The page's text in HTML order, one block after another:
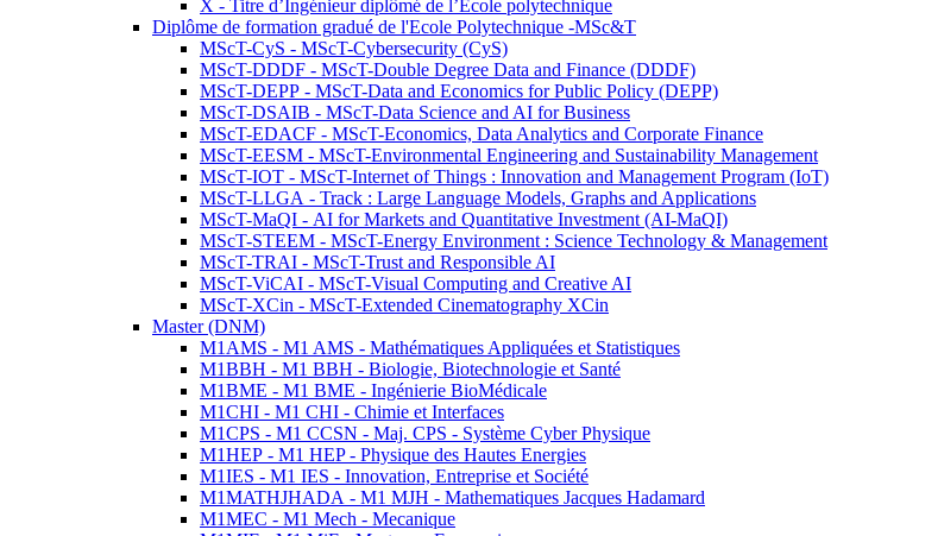
X - Titre d’Ingénieur diplômé de l’École polytechnique
Diplôme de formation gradué de l'Ecole Polytechnique -MSc&T
MScT-CyS - MScT-Cybersecurity (CyS)
MScT-DDDF - MScT-Double Degree Data and Finance (DDDF)
MScT-DEPP - MScT-Data and Economics for Public Policy (DEPP)
MScT-DSAIB - MScT-Data Science and AI for Business
MScT-EDACF - MScT-Economics, Data Analytics and Corporate Finance
MScT-EESM - MScT-Environmental Engineering and Sustainability Management
MScT-IOT - MScT-Internet of Things : Innovation and Management Program (IoT)
MScT-LLGA - Track : Large Language Models, Graphs and Applications
MScT-MaQI - AI for Markets and Quantitative Investment (AI-MaQI)
MScT-STEEM - MScT-Energy Environment : Science Technology & Management
MScT-TRAI - MScT-Trust and Responsible AI
MScT-ViCAI - MScT-Visual Computing and Creative AI
MScT-XCin - MScT-Extended Cinematography XCin
Master (DNM)
M1AMS - M1 AMS - Mathématiques Appliquées et Statistiques
M1BBH - M1 BBH - Biologie, Biotechnologie et Santé
M1BME - M1 BME - Ingénierie BioMédicale
M1CHI - M1 CHI - Chimie et Interfaces
M1CPS - M1 CCSN - Maj. CPS - Système Cyber Physique
M1HEP - M1 HEP - Physique des Hautes Energies
M1IES - M1 IES - Innovation, Entreprise et Société
M1MATHJHADA - M1 MJH - Mathematiques Jacques Hadamard
M1MEC - M1 Mech - Mecanique